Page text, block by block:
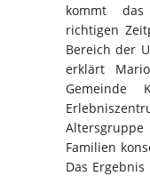
kommt das
richtigen
Bereich der
erklärt
Gemeinde
Familien
Das